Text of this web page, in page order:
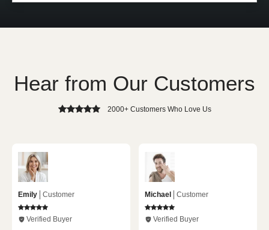
Hear from Our Customers
2000+ Customers Who Love Us
Michael Customer
Verified Buyer
Emily Customer
Verified Buyer